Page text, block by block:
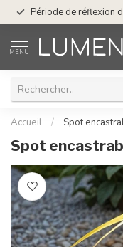
Période de réflexion
MENU
Accueil / Spot
Spot